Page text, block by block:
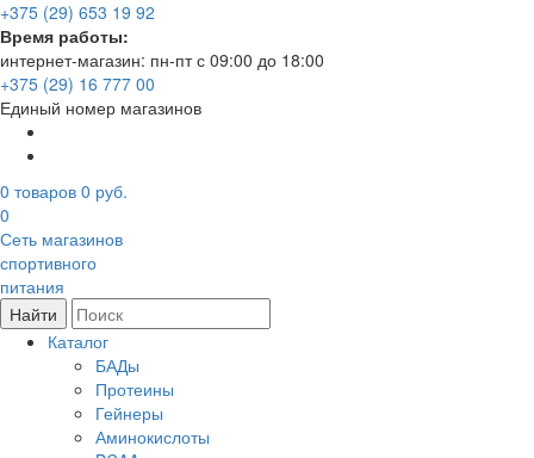
+375 (29) 653 19 92
Время работы:
интернет-магазин: пн-пт с 09:00 до 18:00
+375 (29) 16 777 00
Единый номер магазинов
0 товаров 0 руб.
0
Сеть магазинов
спортивного
питания
Найти
Каталог
БАДы
Протеины
Гейнеры
Аминокислоты